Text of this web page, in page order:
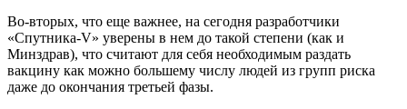
Во-вторых, что еще важнее, на сегодня разработчики
«Спутника-V» уверены в нем до такой степени (как и
Минздрав), что считают для себя необходимым раздать
вакцину как можно большему числу людей из групп риска
даже до окончания третьей фазы.